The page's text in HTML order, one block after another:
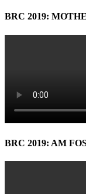
BRC 2019:
BRC 2019: AM